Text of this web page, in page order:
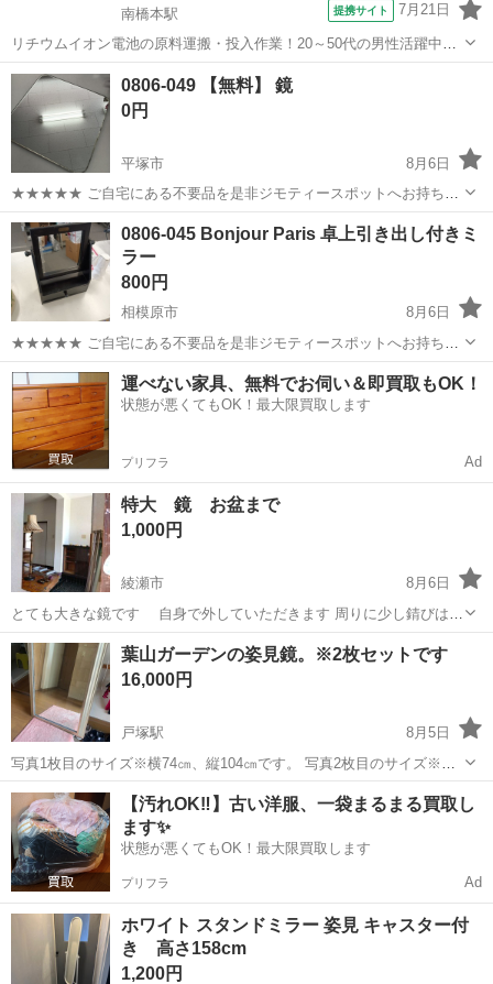
南橋本駅
提携サイト 7月21日
リチウムイオン電池の原料運搬・投入作業！20～50代の男性活躍中★
ワンルーム寮完備！赴任旅費会社負担！年間休日130日★フォークリフ
ト免許お持ちの方、活躍中！就業先食堂利用可★《神奈川県相模原
市》 人気の工場のお仕事 ◇電...
神奈川 相模原市 南橋本駅 その他
0806-049 【無料】 鏡
0円
平塚市
8月6日
★★★★★ ご自宅にある不要品を是非ジモティースポットへお持ち込
みしませんか？ 家電、趣味・スポーツ・レジャー用品、こども用品、
衣料服飾品、生活雑貨、家具、本、CD・DVDなどが無料でまとめて持
ち込めます！ ※詳細はこ...
神奈川 平塚市
0806-045 Bonjour Paris 卓上引き出し付きミ
ラー
800円
相模原市
8月6日
★★★★★ ご自宅にある不要品を是非ジモティースポットへお持ち込
みしませんか？ 家電、趣味・スポーツ・レジャー用品、こども用品、
衣料服飾品、生活雑貨、家具、本、CD・DVDなどが無料でまとめて持
ち込めます！ ※詳細はこ...
神奈川 相模原市 ミラー/鏡
運べない家具、無料でお伺い＆即買取もOK！
状態が悪くてもOK！最大限買取します
プリフラ Ad
特大 鏡 お盆まで
1,000円
綾瀬市
8月6日
とても大きな鏡です 自身で外していただきます 周りに少し錆びはあ
りますが 鏡は 綺麗な状態です 下部に 送り主の名前が 印刷され
ています 大きさ 縦１５２cm 横幅９１cm
神奈川 綾瀬市 ミラー/鏡
葉山ガーデンの姿見鏡。※2枚セットです
16,000円
戸塚駅
8月5日
写真1枚目のサイズ※横74㎝、縦104㎝です。 写真2枚目のサイズ※横
46㎝、縦145㎝になります。 車両で取りに来て頂ける方は積み込みお
手伝いします。
神奈川 横浜市 戸塚駅 ミラー/鏡
【汚れOK‼️】古い洋服、一袋まるまる買取し
ます✨
状態が悪くてもOK！最大限買取します
プリフラ Ad
ホワイト スタンドミラー 姿見 キャスター付
き 高さ158cm
1,200円